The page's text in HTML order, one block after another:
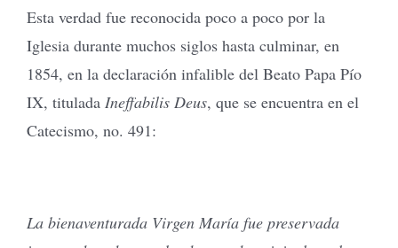
Esta verdad fue reconocida poco a poco por la
Iglesia durante muchos siglos hasta culminar, en
1854, en la declaración infalible del Beato Papa Pío
IX, titulada Ineffabilis Deus, que se encuentra en el
Catecismo, no. 491:
La bienaventurada Virgen María fue preservada